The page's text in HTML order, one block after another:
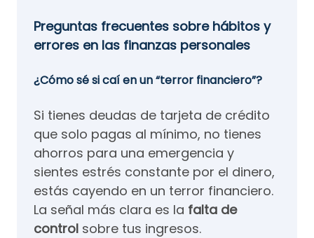
Preguntas frecuentes sobre hábitos y
errores en las finanzas personales
¿Cómo sé si caí en un “terror financiero”?
Si tienes deudas de tarjeta de crédito
que solo pagas al mínimo, no tienes
ahorros para una emergencia y
sientes estrés constante por el dinero,
estás cayendo en un terror financiero.
La señal más clara es la falta de
control sobre tus ingresos.